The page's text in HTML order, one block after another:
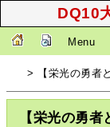
DQ10
Menu
> 【栄光の勇者
【栄光の勇者